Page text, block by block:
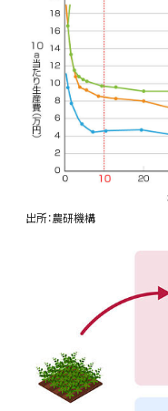
出所：農研機構